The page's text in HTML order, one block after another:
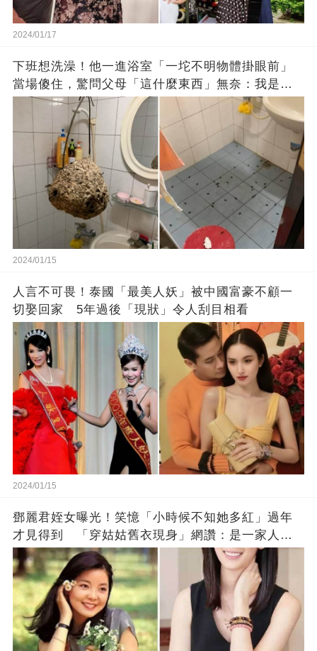
2024/01/17
下班想洗澡！他一進浴室「一坨不明物體掛眼前」
當場傻住，驚問父母「這什麼東西」無奈：我是親
生的嗎？
2024/01/15
人言不可畏！泰國「最美人妖」被中國富豪不顧一
切娶回家 5年過後「現狀」令人刮目相看
2024/01/15
鄧麗君姪女曝光！笑憶「小時候不知她多紅」過年
才見得到 「穿姑姑舊衣現身」網讚：是一家人沒
錯!